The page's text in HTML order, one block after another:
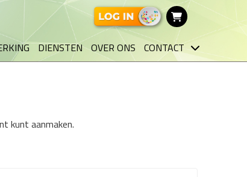
DIENSTEN OVER ONS CONTACT
kunt aanmaken.